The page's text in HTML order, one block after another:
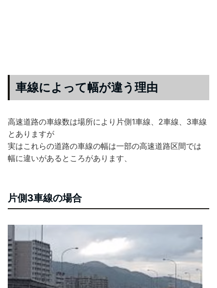
車線によって幅が違う理由
高速道路の車線数は場所により片側1車線、2車線、3車線
とありますが
実はこれらの道路の車線の幅は一部の高速道路区間では
幅に違いがあるところがあります、
片側3車線の場合